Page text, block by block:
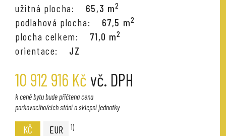
užitná plocha: 65,3 m2
podlahová plocha: 67,5 m2
plocha celkem: 71,0 m2
orientace: JZ
KČ EUR 1)
10 912 916 Kč vč. DPH
k ceně bytu bude přičtena cena
parkovacího/cích stání a sklepní jednotky